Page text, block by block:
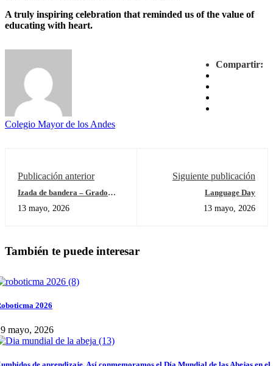
A truly inspiring celebration that reminded us of the value of
educating with heart.
Compartir:
Colegio Mayor de los Andes
Publicación anterior
Izada de bandera – Grado
13 mayo, 2026
Siguiente publicación
Language Day
13 mayo, 2026
También te puede interesar
2026
mayo, 2026